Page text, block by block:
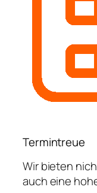
Termintreue
Wir bieten
auch eine